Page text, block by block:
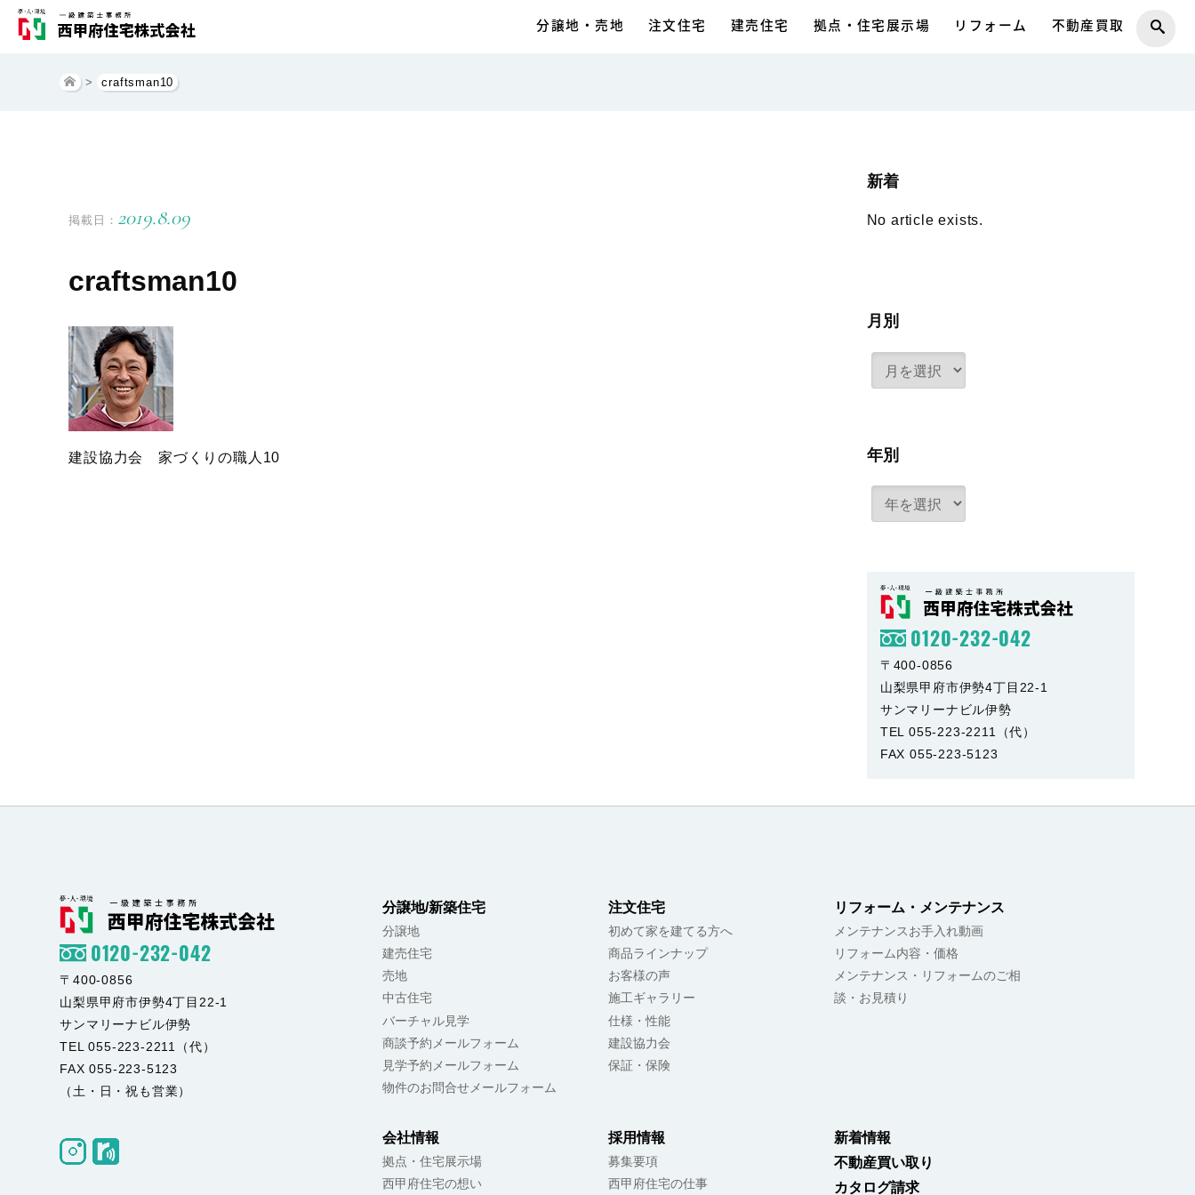
分譲地・売地 注文住宅 建売住宅 拠点・住宅展示場 リフォーム 不動産買取
> craftsman10
掲載日： 2019.8.09
craftsman10
建設協力会 家づくりの職人10
新着
No article exists.
月別
年別
0120-232-042
〒400-0856
山梨県甲府市伊勢4丁目22-1
サンマリーナビル伊勢
TEL 055-223-2211（代）
FAX 055-223-5123
分譲地/新築住宅
分譲地
建売住宅
売地
中古住宅
バーチャル見学
商談予約メールフォーム
見学予約メールフォーム
物件のお問合せメールフォーム
注文住宅
初めて家を建てる方へ
商品ラインナップ
お客様の声
施工ギャラリー
仕様・性能
建設協力会
保証・保険
リフォーム・メンテナンス
メンテナンスお手入れ動画
リフォーム内容・価格
メンテナンス・リフォームのご相
談・お見積り
会社情報
拠点・住宅展示場
西甲府住宅の想い
採用情報
募集要項
西甲府住宅の仕事
新着情報
不動産買い取り
カタログ請求
0120-232-042
〒400-0856
山梨県甲府市伊勢4丁目22-1
サンマリーナビル伊勢
TEL 055-223-2211（代）
FAX 055-223-5123
（土・日・祝も営業）